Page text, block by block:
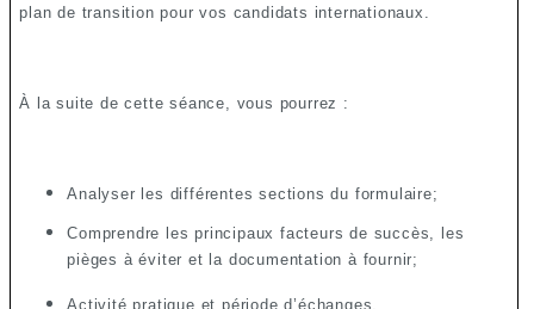
plan de transition pour vos candidats internationaux.
À la suite de cette séance, vous pourrez :
Analyser les différentes sections du formulaire;
Comprendre les principaux facteurs de succès, les
pièges à éviter et la documentation à fournir;
Activité pratique et période d’échanges.